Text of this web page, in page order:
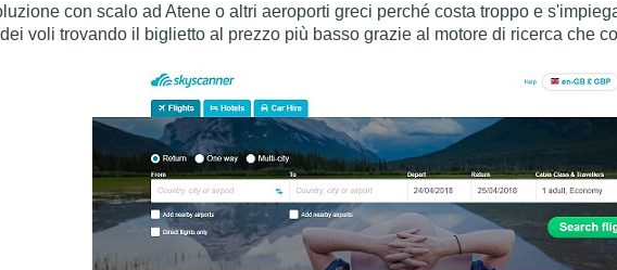
con scalo ad Atene o altri aeroporti greci perché costa troppo e
voli trovando il biglietto al prezzo più basso grazie al motore di ricerca che